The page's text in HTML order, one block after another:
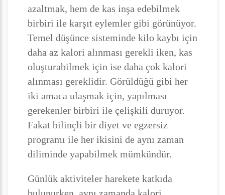
azaltmak, hem de kas inşa edebilmek
birbiri ile karşıt eylemler gibi görünüyor.
Temel düşünce sisteminde kilo kaybı için
daha az kalori alınması gerekli iken, kas
oluşturabilmek için ise daha çok kalori
alınması gereklidir. Görüldüğü gibi her
iki amaca ulaşmak için, yapılması
gerekenler birbiri ile çelişkili duruyor.
Fakat bilinçli bir diyet ve egzersiz
programı ile her ikisini de aynı zaman
diliminde yapabilmek mümkündür.
Günlük aktiviteler harekete katkıda